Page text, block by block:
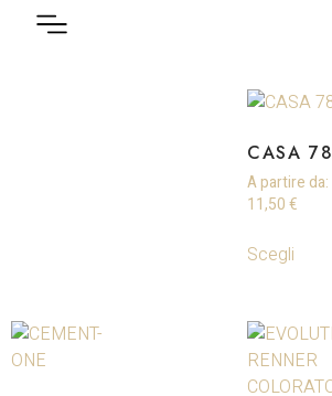
CASA 78
A partire da:
11,50 €
Scegli